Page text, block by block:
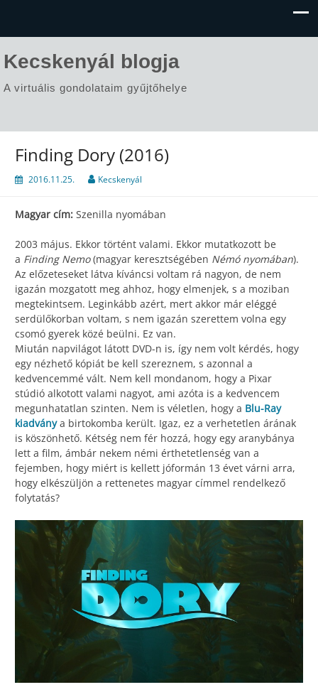
Kecskenyál blogja
A virtuális gondolataim gyűjtőhelye
Finding Dory (2016)
2016.11.25. Kecskenyál
Magyar cím: Szenilla nyomában
2003 május. Ekkor történt valami. Ekkor mutatkozott be
a Finding Nemo(magyar keresztségében Némó nyomában).
Az előzeteseket látva kíváncsi voltam rá nagyon, de nem
igazán mozgatott meg ahhoz, hogy elmenjek, s a moziban
megtekintsem. Leginkább azért, mert akkor már eléggé
serdülőkorban voltam, s nem igazán szerettem volna egy
csomó gyerek közé beülni. Ez van.
Miután napvilágot látott DVD-n is, így nem volt kérdés, hogy
egy nézhető kópiát be kell szereznem, s azonnal a
kedvencemmé vált. Nem kell mondanom, hogy a Pixar
stúdió alkotott valami nagyot, ami azóta is a kedvencem
megunhatatlan szinten. Nem is véletlen, hogy a Blu-Ray
kiadvány a birtokomba került. Igaz, ez a verhetetlen árának
is köszönhető. Kétség nem fér hozzá, hogy egy aranybánya
lett a film, ámbár nekem némi érthetetlenség van a
fejemben, hogy miért is kellett jóformán 13 évet várni arra,
hogy elkészüljön a rettenetes magyar címmel rendelkező
folytatás?